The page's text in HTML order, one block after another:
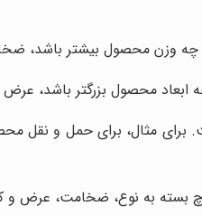
وزن محصول بیشتر باشد،
محصول بزرگتر باشد، عرض
مثال، برای حمل و نقل
بسته به نوع، ضخامت، عرض